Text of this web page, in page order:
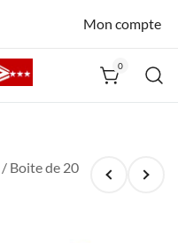
Mon compte
0
/ Boite de 20